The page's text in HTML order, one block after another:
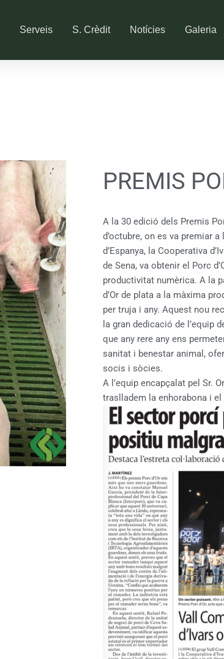
Serveis S. Crèdit Notícies Galeria
PREMIS
A la 30 edició dels Premis
d’octubre, on es va premiar
d’Espanya, la Cooperativa
de Sena, va obtenir el Porc
productivitat numèrica. A la
d’Or de plata a la màxima
per truja i any. Aquest nou
la gran dedicació de l’equip
que any rere any ens
sanitat i benestar animal,
socis i sòcies.
A l’equip encapçalat pel Sr.
traslladem la enhorabona i